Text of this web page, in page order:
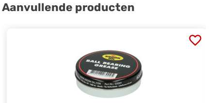
Aanvullende producten